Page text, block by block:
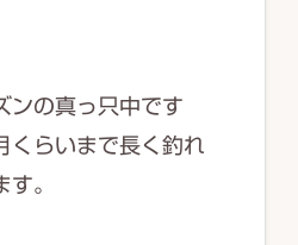
ンの真っ只中です
くらいまで長く釣れ
。